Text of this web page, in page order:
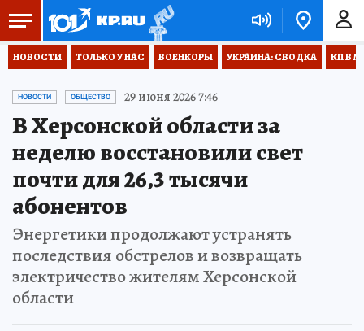
НОВОСТИ ТОЛЬКО У НАС ВОЕНКОРЫ УКРАИНА: СВОДКА КП В
НОВОСТИ ОБЩЕСТВО 29 июня 2026 7:46
В Херсонской области за
неделю восстановили свет
почти для 26,3 тысячи
абонентов
Энергетики продолжают устранять
последствия обстрелов и возвращать
электричество жителям Херсонской
области